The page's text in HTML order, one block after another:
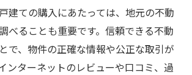
建ての購入にあたっては、地元の不動
べることも重要です。信頼できる不動
で、物件の正確な情報や公正な取引が
ンターネットのレビューや口コミ、過